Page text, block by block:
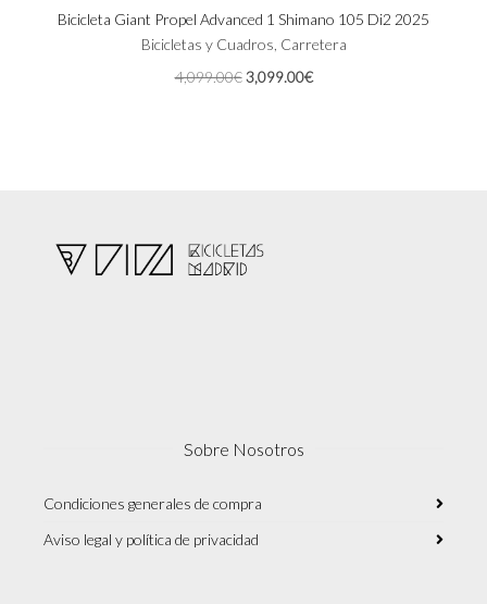
múltiples
producto
Bicicleta Giant Propel Advanced 1 Shimano 105 Di2 2025
Bicicletas y Cuadros, Carretera
4,099.00€ El
3,099.00€El
Sobre Nosotros
Condiciones generales de compra
Aviso legal y política de privacidad